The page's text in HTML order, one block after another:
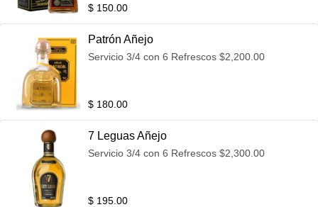
$ 150.00
Patrón Añejo
Servicio 3/4 con 6 Refrescos $2,200.00
$ 180.00
7 Leguas Añejo
Servicio 3/4 con 6 Refrescos $2,300.00
$ 195.00